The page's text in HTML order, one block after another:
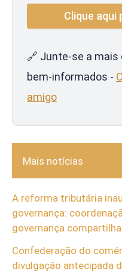
🔗 Junte-se a mais
bem-informados -
amigo
Mais notícias
A reforma tributária
governança:
governança
Confederação do
divulgação antecipada